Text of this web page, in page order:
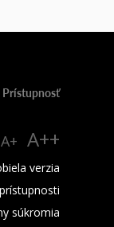
Prístupnosť
A+ A++
verzia
súkromia